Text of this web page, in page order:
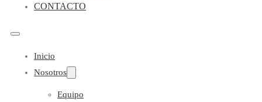
CONTACTO
Inicio
Nosotros
Equipo